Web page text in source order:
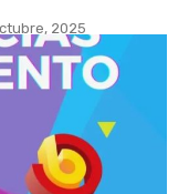
2025